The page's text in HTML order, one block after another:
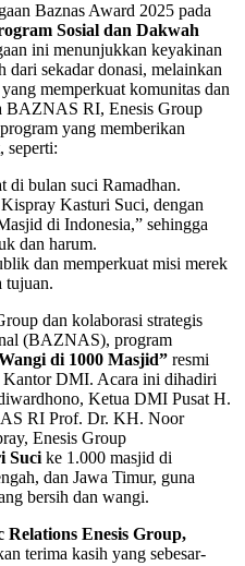
Baznas Award 2025 pada
Sosial dan Dakwah
ini menunjukkan keyakinan
dari sekadar donasi, melainkan
memperkuat komunitas dan
BAZNAS RI, Enesis Group
yang memberikan
, seperti:
di bulan suci Ramadhan.
Kasturi Suci, dengan
di Indonesia,” sehingga
dan harum.
dan memperkuat misi merek
tujuan.
dan kolaborasi strategis
(BAZNAS), program
di 1000 Masjid” resmi
Kantor DMI. Acara ini dihadiri
Ketua DMI Pusat H.
RI Prof. Dr. KH. Noor
Enesis Group
Sucike 1.000 masjid di
dan Jawa Timur, guna
bersih dan wangi.
Enesis Group,
terima kasih yang sebesar-